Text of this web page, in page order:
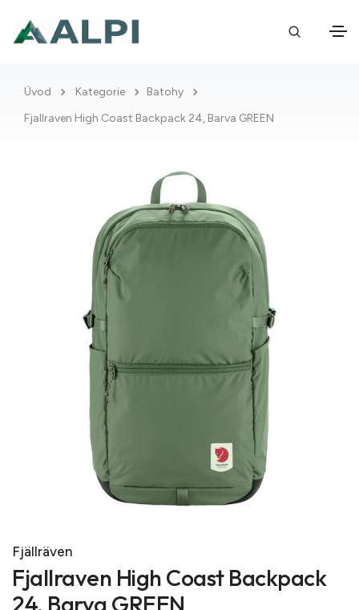
Úvod Kategorie
Batohy
Fjallraven High Coast Backpack 24, Barva GREEN
Fjällräven
Fjallraven High Coast Backpack
24, Barva GREEN